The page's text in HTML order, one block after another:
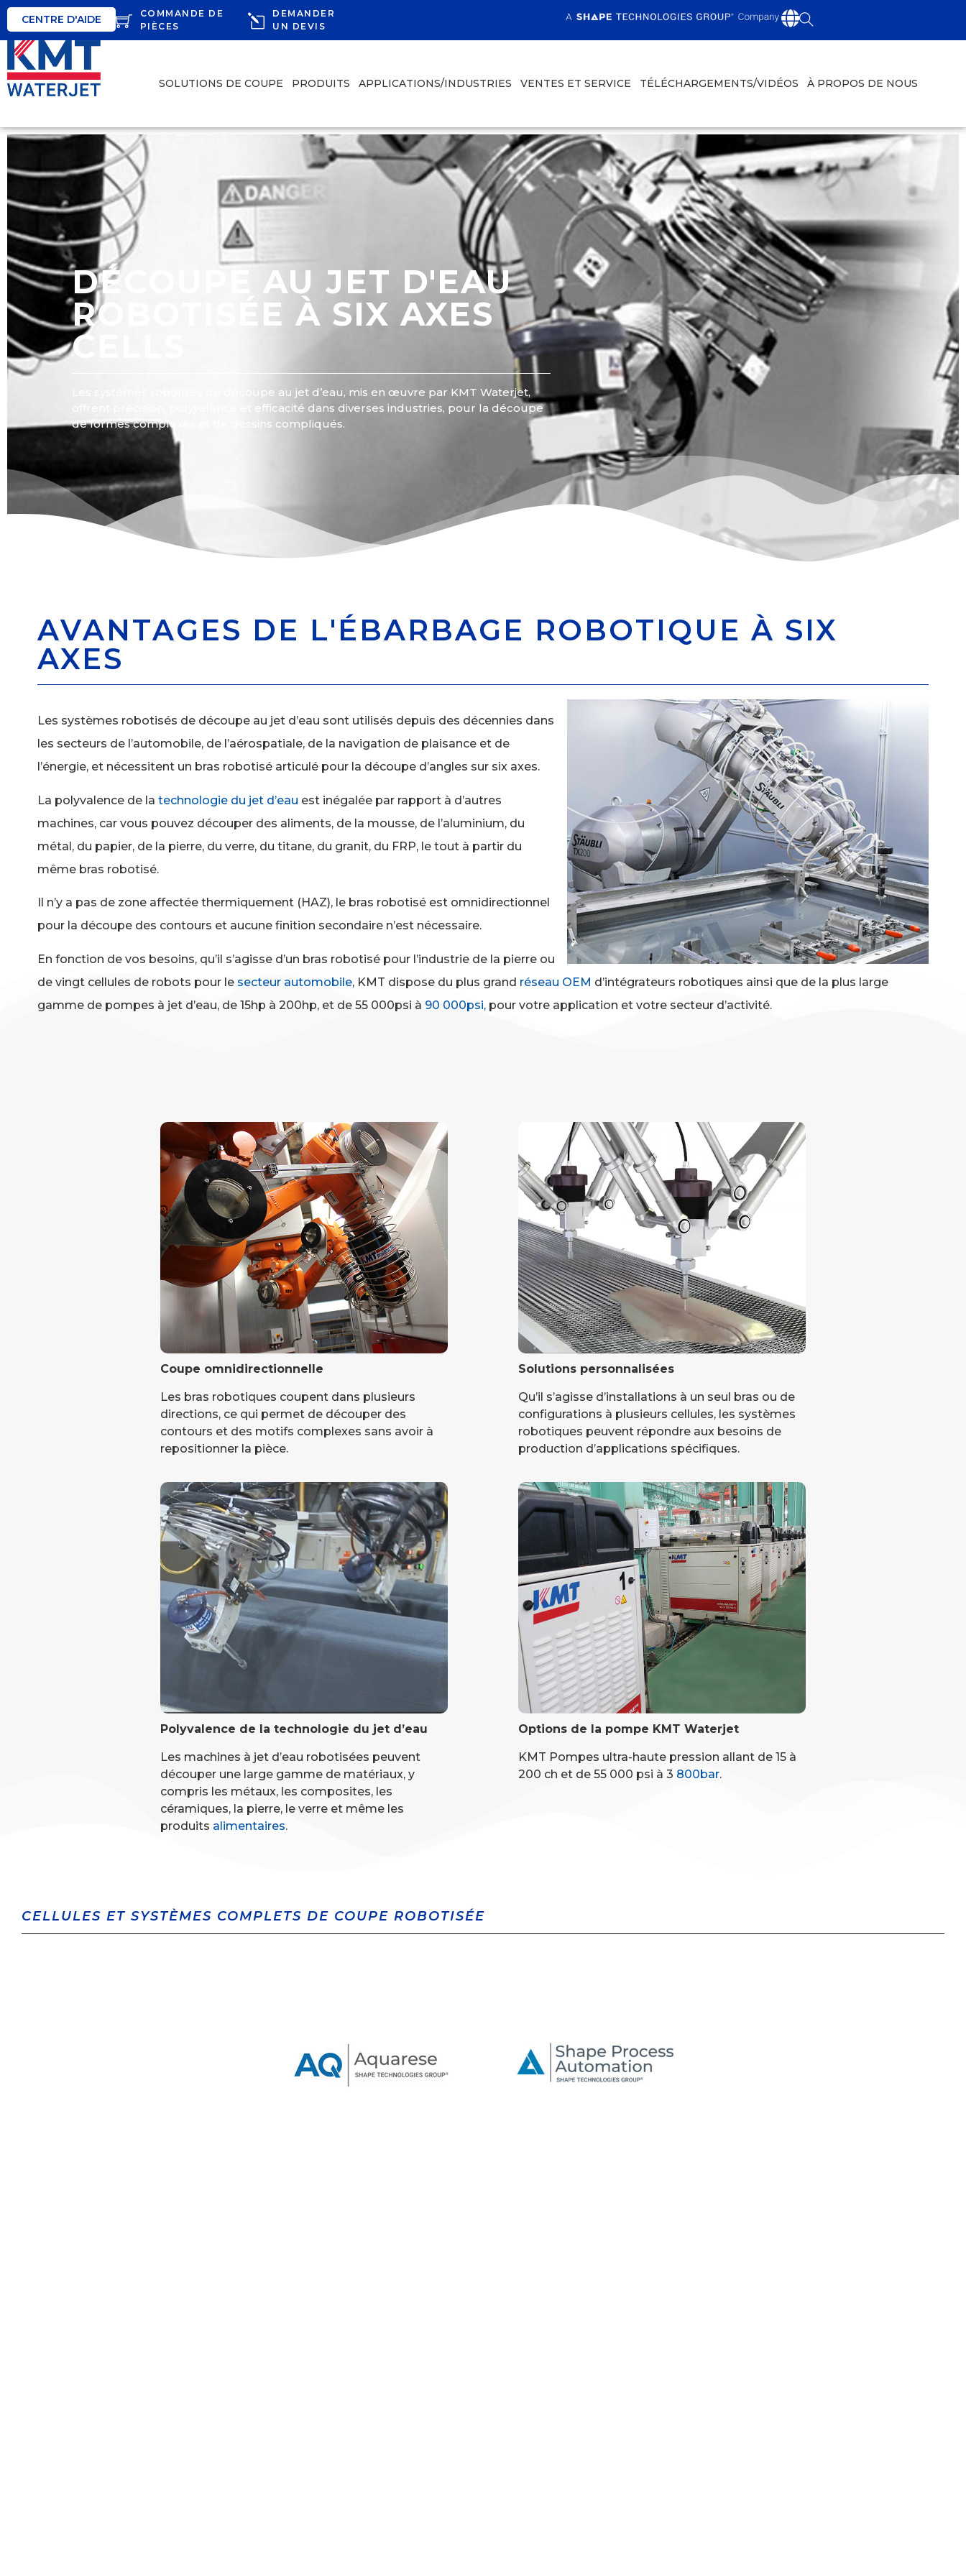
CENTRE D'AIDE
COMMANDE DE
PIÈCES
DEMANDER
UN DEVIS
SOLUTIONS DE COUPE PRODUITS APPLICATIONS/INDUSTRIES VENTES ET SERVICE TÉLÉCHARGEMENTS/VIDÉOS À PROPOS DE NOUS
DÉCOUPE AU JET D'EAU
ROBOTISÉE À SIX AXES
CELLS
Les systèmes robotisés de découpe au jet d’eau, mis en œuvre par KMT Waterjet,
offrent précision, polyvalence et efficacité dans diverses industries, pour la découpe
de formes complexes et de dessins compliqués.
AVANTAGES DE L'ÉBARBAGE ROBOTIQUE À SIX
AXES
Les systèmes robotisés de découpe au jet d’eau sont utilisés depuis des décennies dans
les secteurs de l’automobile, de l’aérospatiale, de la navigation de plaisance et de
l’énergie, et nécessitent un bras robotisé articulé pour la découpe d’angles sur six axes.
La polyvalence de la technologie du jet d’eau est inégalée par rapport à d’autres
machines, car vous pouvez découper des aliments, de la mousse, de l’aluminium, du
métal, du papier, de la pierre, du verre, du titane, du granit, du FRP, le tout à partir du
même bras robotisé.
Il n’y a pas de zone affectée thermiquement (HAZ), le bras robotisé est omnidirectionnel
pour la découpe des contours et aucune finition secondaire n’est nécessaire.
En fonction de vos besoins, qu’il s’agisse d’un bras robotisé pour l’industrie de la pierre ou
de vingt cellules de robots pour le secteur automobile, KMT dispose du plus grand réseau OEM d’intégrateurs robotiques ainsi que de la plus large
gamme de pompes à jet d’eau, de 15hp à 200hp, et de 55 000psi à 90 000psi, pour votre application et votre secteur d’activité.
Coupe omnidirectionnelle
Les bras robotiques coupent dans plusieurs
directions, ce qui permet de découper des
contours et des motifs complexes sans avoir à
repositionner la pièce.
Solutions personnalisées
Qu’il s’agisse d’installations à un seul bras ou de
configurations à plusieurs cellules, les systèmes
robotiques peuvent répondre aux besoins de
production d’applications spécifiques.
Polyvalence de la technologie du jet d’eau
Les machines à jet d’eau robotisées peuvent
découper une large gamme de matériaux, y
compris les métaux, les composites, les
céramiques, la pierre, le verre et même les
produits alimentaires.
Options de la pompe KMT Waterjet
KMT Pompes ultra-haute pression allant de 15 à
200 ch et de 55 000 psi à 3 800bar.
CELLULES ET SYSTÈMES COMPLETS DE COUPE ROBOTISÉE